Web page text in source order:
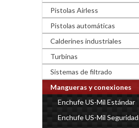
Pistolas Airless
Pistolas automáticas
Calderines industriales
Turbinas
Sistemas de filtrado
Mangueras y conexiones
Enchufe US-Mil Estándar
Enchufe US-Mil Seguridad